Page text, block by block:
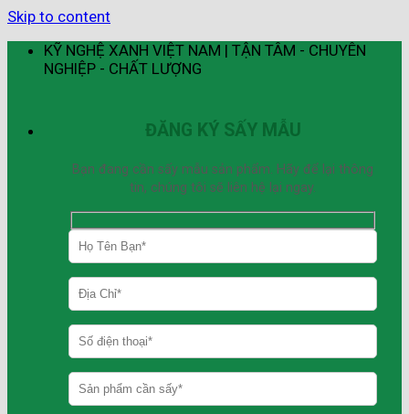
Skip to content
KỸ NGHỆ XANH VIỆT NAM | TẬN TÂM - CHUYÊN
NGHIỆP - CHẤT LƯỢNG
ĐĂNG KÝ SẤY MẪU
Bạn đang cần sấy mẫu sản phẩm. Hãy để lại thông
tin, chúng tôi sẽ liên hệ lại ngay.